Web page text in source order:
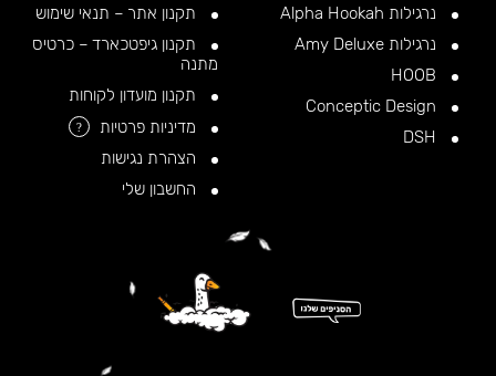
נרגילות Alpha Hookah
נרגילות Amy Deluxe
תקנון אתר – תנאי שימוש
תקנון גיפטכארד – כרטיס
מתנה
תקנון מועדון לקוחות
מדיניות פרטיות
?
הצהרת נגישות
החשבון שלי